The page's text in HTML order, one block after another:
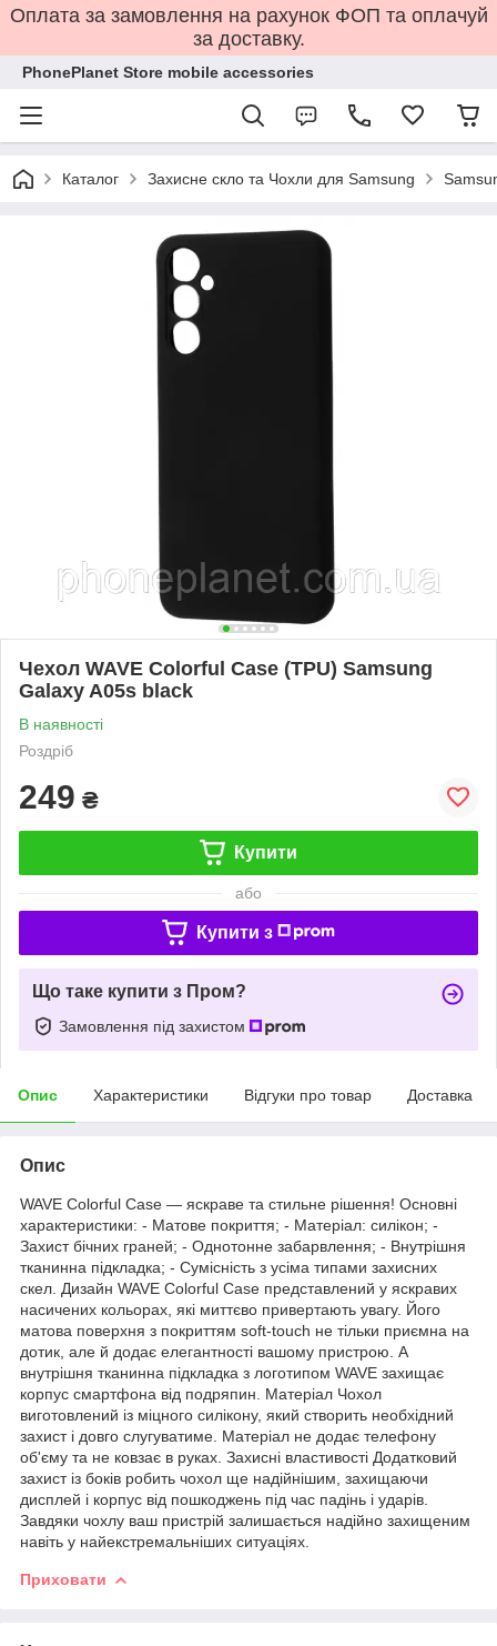
Оплата за замовлення на рахунок ФОП та оплачуй
за доставку.
PhonePlanet Store mobile accessories
Каталог Захисне скло та Чохли для Samsung
Чехол WAVE Colorful Case (TPU) Samsung
Galaxy A05s black
В наявності
Роздріб
249 ₴
Купити
або
Купити з
Що таке купити з Пром?
Замовлення під захистом
Опис Характеристики Відгуки про товар Доставка
Опис
WAVE Colorful Case — яскраве та стильне рішення! Основні
характеристики: - Матове покриття; - Матеріал: силікон; -
Захист бічних граней; - Однотонне забарвлення; - Внутрішня
тканинна підкладка; - Сумісність з усіма типами захисних
скел. Дизайн WAVE Colorful Case представлений у яскравих
насичених кольорах, які миттєво привертають увагу. Його
матова поверхня з покриттям soft-touch не тільки приємна на
дотик, але й додає елегантності вашому пристрою. А
внутрішня тканинна підкладка з логотипом WAVE захищає
корпус смартфона від подряпин. Матеріал Чохол
виготовлений із міцного силікону, який створить необхідний
захист і довго слугуватиме. Матеріал не додає телефону
об'єму та не ковзає в руках. Захисні властивості Додатковий
захист із боків робить чохол ще надійнішим, захищаючи
дисплей і корпус від пошкоджень під час падінь і ударів.
Завдяки чохлу ваш пристрій залишається надійно захищеним
навіть у найекстремальніших ситуаціях.
Приховати